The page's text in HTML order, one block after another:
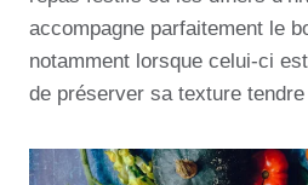
accompagne parfaitement le
notamment lorsque celui-ci
de préserver sa texture